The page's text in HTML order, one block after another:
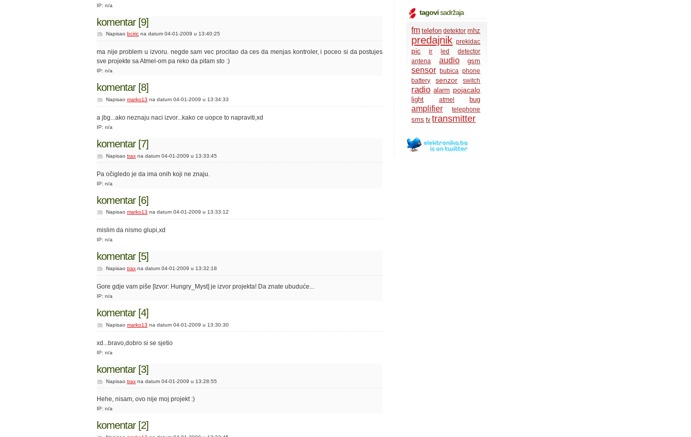
IP: n/a
komentar [9]
Napisao bciric na datum 04-01-2009 u 13:40:25
ma nije problem u izvoru. negde sam vec procitao da ces da menjas kontroler, i poceo si da postujes
sve projekte sa Atmel-om pa reko da pitam sto :)
IP: n/a
komentar [8]
Napisao marko13 na datum 04-01-2009 u 13:34:33
a jbg...ako neznaju naci izvor...kako ce uopce to napraviti,xd
IP: n/a
komentar [7]
Napisao trax na datum 04-01-2009 u 13:33:45
Pa očigledo je da ima onih koji ne znaju.
IP: n/a
komentar [6]
Napisao marko13 na datum 04-01-2009 u 13:33:12
mislim da nismo glupi,xd
IP: n/a
komentar [5]
Napisao trax na datum 04-01-2009 u 13:32:18
Gore gdje vam piše [Izvor: Hungry_Myst] je izvor projekta! Da znate ubuduće...
IP: n/a
komentar [4]
Napisao marko13 na datum 04-01-2009 u 13:30:30
xd...bravo,dobro si se sjetio
IP: n/a
komentar [3]
Napisao trax na datum 04-01-2009 u 13:28:55
Hehe, nisam, ovo nije moj projekt :)
IP: n/a
komentar [2]
tagovisadržaja
fm telefon detektor mhz
predajnik prekidac
pic ir led
detector
antena
audio gsm
sensor bubica phone
battery
senzor switch
radio alarm pojacalo
light atmel bug
amplifier telephone
sms tv transmitter